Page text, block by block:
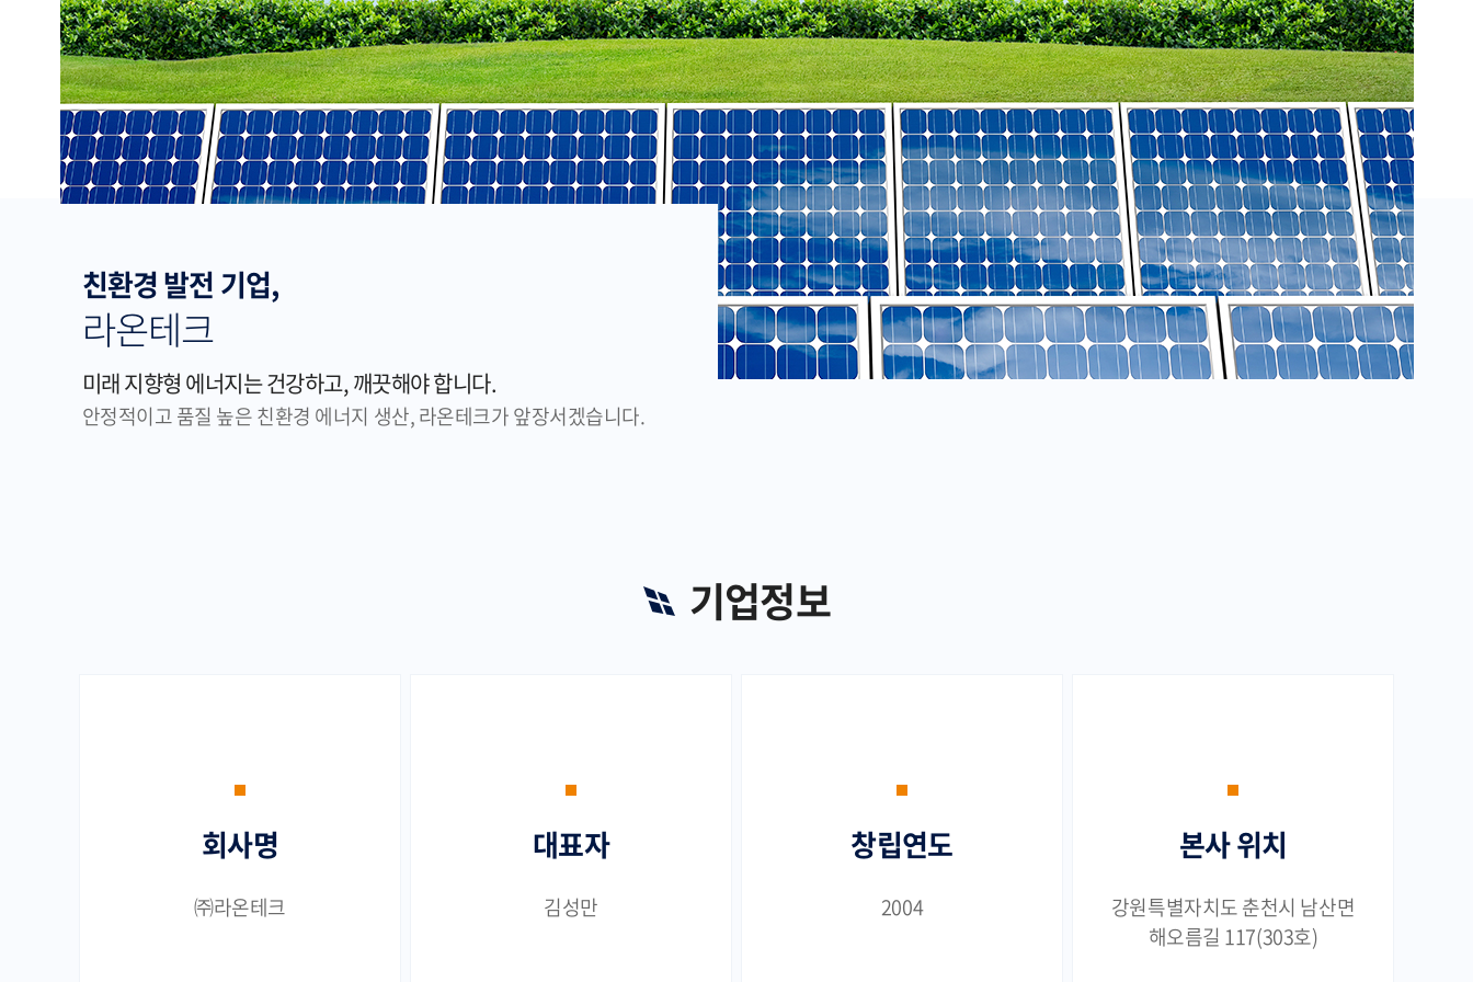
친환경 발전 기업,
라온테크
미래 지향형 에너지는 건강하고, 깨끗해야 합니다.
안정적이고 품질 높은 친환경 에너지 생산, 라온테크가 앞장서겠습니다.
기업정보
회사명
㈜라온테크
대표자
김성만
창립연도
2004
본사 위치
강원특별자치도 춘천시 남산면
해오름길 117(303호)